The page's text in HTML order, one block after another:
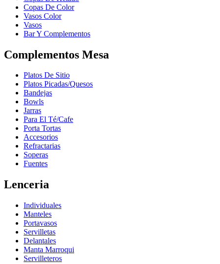
Copas De Color
Vasos Color
Vasos
Bar Y Complementos
Complementos Mesa
Platos De Sitio
Platos Picadas/Quesos
Bandejas
Bowls
Jarras
Para El Té/Cafe
Porta Tortas
Accesorios
Refractarias
Soperas
Fuentes
Lenceria
Individuales
Manteles
Portavasos
Servilletas
Delantales
Manta Marroqui
Servilleteros